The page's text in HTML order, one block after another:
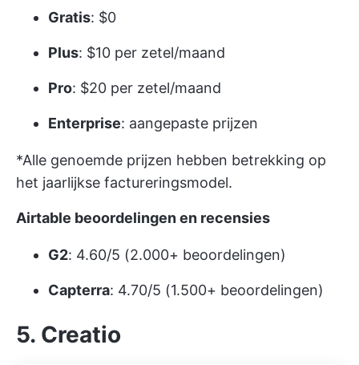
Gratis: $0
Plus: $10 per zetel/maand
Pro: $20 per zetel/maand
Enterprise: aangepaste prijzen
*Alle genoemde prijzen hebben betrekking op
het jaarlijkse factureringsmodel.
Airtable beoordelingen en recensies
G2: 4.60/5 (2.000+ beoordelingen)
Capterra: 4.70/5 (1.500+ beoordelingen)
5. Creatio